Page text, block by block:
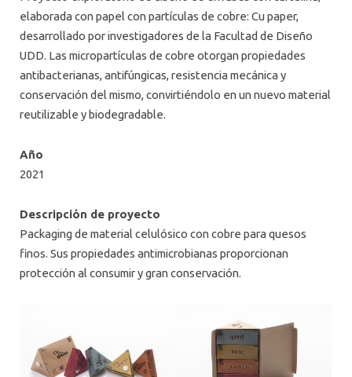
elaborada con papel con partículas de cobre: Cu paper,
desarrollado por investigadores de la Facultad de Diseño
UDD. Las micropartículas de cobre otorgan propiedades
antibacterianas, antifúngicas, resistencia mecánica y
conservación del mismo, convirtiéndolo en un nuevo material
reutilizable y biodegradable.
Año
2021
Descripción de proyecto
Packaging de material celulósico con cobre para quesos
finos. Sus propiedades antimicrobianas proporcionan
protección al consumir y gran conservación.